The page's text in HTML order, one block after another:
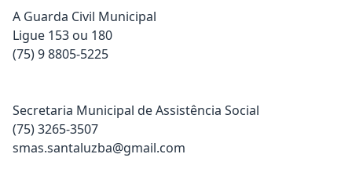
A Guarda Civil Municipal
Ligue 153 ou 180
(75) 9 8805-5225
Secretaria Municipal de Assistência Social
(75) 3265-3507
smas.santaluzba@gmail.com